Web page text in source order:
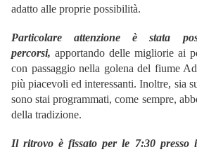
adatto alle proprie possibilità.
Particolare attenzione è stata
percorsi, apportando delle migliorie ai
con passaggio nella golena del fiume
più piacevoli ed interessanti. Inoltre, sia
sono stai programmati, come sempre,
della tradizione.
Il ritrovo è fissato per le 7:30 presso